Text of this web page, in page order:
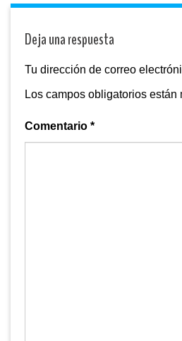
Deja una respuesta
Tu dirección de correo
Los campos obligatorios están
Comentario *